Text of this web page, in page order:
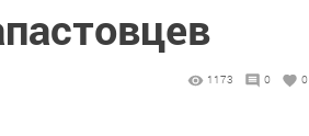
1173 0 0